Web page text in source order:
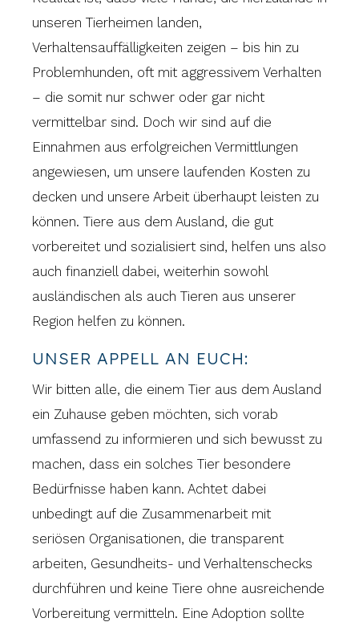
unseren Tierheimen landen,
Verhaltensauffälligkeiten zeigen – bis hin zu
Problemhunden, oft mit aggressivem Verhalten
– die somit nur schwer oder gar nicht
vermittelbar sind. Doch wir sind auf die
Einnahmen aus erfolgreichen Vermittlungen
angewiesen, um unsere laufenden Kosten zu
decken und unsere Arbeit überhaupt leisten zu
können. Tiere aus dem Ausland, die gut
vorbereitet und sozialisiert sind, helfen uns also
auch finanziell dabei, weiterhin sowohl
ausländischen als auch Tieren aus unserer
Region helfen zu können.
UNSER APPELL AN EUCH:
Wir bitten alle, die einem Tier aus dem Ausland
ein Zuhause geben möchten, sich vorab
umfassend zu informieren und sich bewusst zu
machen, dass ein solches Tier besondere
Bedürfnisse haben kann. Achtet dabei
unbedingt auf die Zusammenarbeit mit
seriösen Organisationen, die transparent
arbeiten, Gesundheits- und Verhaltenschecks
durchführen und keine Tiere ohne ausreichende
Vorbereitung vermitteln. Eine Adoption sollte